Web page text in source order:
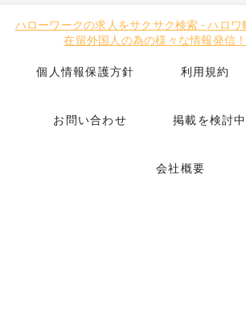
ハローワークの求人をサクサク検索 -ハロワ
在留外国人の為の様々な情報発信！
個人情報保護方針 利用規約
お問い合わせ 掲載を検討
会社概要